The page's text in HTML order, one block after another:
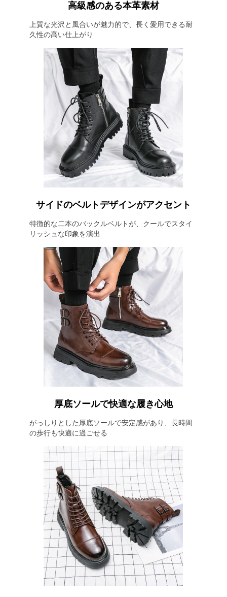
高級感のある本革素材
上質な光沢と風合いが魅力的で、長く愛用できる耐
久性の高い仕上がり
サイドのベルトデザインがアクセント
特徴的な二本のバックルベルトが、クールでスタイ
リッシュな印象を演出
厚底ソールで快適な履き心地
がっしりとした厚底ソールで安定感があり、長時間
の歩行も快適に過ごせる